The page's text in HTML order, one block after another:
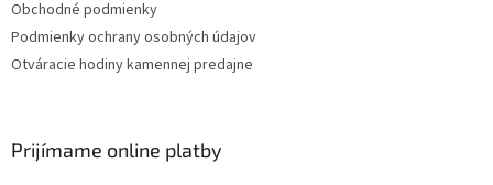
Obchodné podmienky
Podmienky ochrany osobných údajov
Otváracie hodiny kamennej predajne
Prijímame online platby